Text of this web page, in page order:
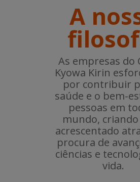
A
As empresas do
Kyowa Kirin
por contribuir
saúde e o bem-
pessoas em
mundo,
acrescentado
procura de
ciências e
vida.